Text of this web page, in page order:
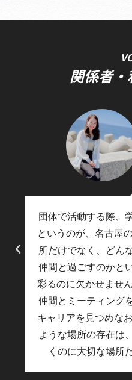
関係者
団体で活動する際、
というのが、名古屋
所だけでなく、どん
仲間と過ごすのかと
彩るのに欠かせませ
仲間とミーティング
キャリアを見つめな
ような場所の存在は
くのに大切な場所